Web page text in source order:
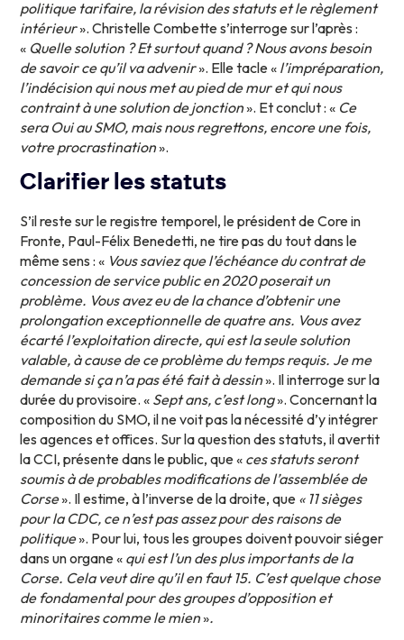
politique tarifaire, la révision des statuts et le règlement
intérieur». Christelle Combette s’interroge sur l’après :
« Quelle solution ? Et surtout quand ? Nous avons besoin
de savoir ce qu’il va advenir». Elle tacle « l’impréparation,
l’indécision qui nous met au pied de mur et qui nous
contraint à une solution de jonction». Et conclut : « Ce
sera Oui au SMO, mais nous regrettons, encore une fois,
votre procrastination».
Clarifier les statuts
S’il reste sur le registre temporel, le président de Core in
Fronte, Paul-Félix Benedetti, ne tire pas du tout dans le
même sens : « Vous saviez que l’échéance du contrat de
concession de service public en 2020 poserait un
problème. Vous avez eu de la chance d’obtenir une
prolongation exceptionnelle de quatre ans. Vous avez
écarté l’exploitation directe, qui est la seule solution
valable, à cause de ce problème du temps requis. Je me
demande si ça n’a pas été fait à dessin». Il interroge sur la
durée du provisoire. « Sept ans, c’est long». Concernant la
composition du SMO, il ne voit pas la nécessité d’y intégrer
les agences et offices. Sur la question des statuts, il avertit
la CCI, présente dans le public, que « ces statuts seront
soumis à de probables modifications de l’assemblée de
Corse». Il estime, à l’inverse de la droite, que « 11 sièges
pour la CDC, ce n’est pas assez pour des raisons de
politique». Pour lui, tous les groupes doivent pouvoir siéger
dans un organe « qui est l’un des plus importants de la
Corse. Cela veut dire qu’il en faut 15. C’est quelque chose
de fondamental pour des groupes d’opposition et
minoritaires comme le mien».